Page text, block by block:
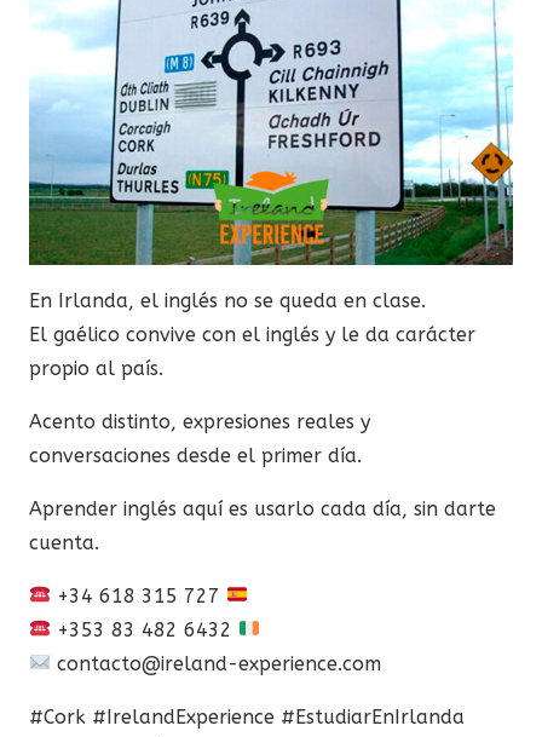
En Irlanda, el inglés no se queda en clase.
El gaélico convive con el inglés y le da carácter
propio al país.
Acento distinto, expresiones reales y
conversaciones desde el primer día.
Aprender inglés aquí es usarlo cada día, sin darte
cuenta.
+34 618 315 727
+353 83 482 6432
contacto@ireland-experience.com
#Cork #IrelandExperience #EstudiarEnIrlanda